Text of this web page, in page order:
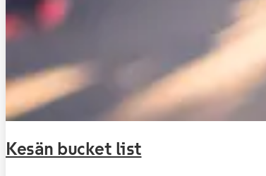
Kesän bucket list